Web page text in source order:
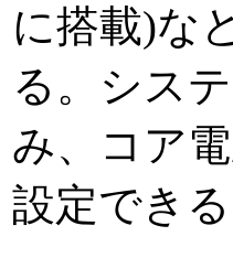
に搭載)な
る。シス
み、コア
設定できる